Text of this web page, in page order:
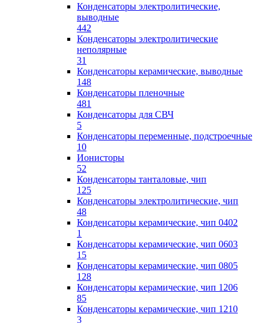
Конденсаторы электролитические,
выводные
442
Конденсаторы электролитические
неполярные
31
Конденсаторы керамические, выводные
148
Конденсаторы пленочные
481
Конденсаторы для СВЧ
5
Конденсаторы переменные, подстроечные
10
Ионисторы
52
Конденсаторы танталовые, чип
125
Конденсаторы электролитические, чип
48
Конденсаторы керамические, чип 0402
1
Конденсаторы керамические, чип 0603
15
Конденсаторы керамические, чип 0805
128
Конденсаторы керамические, чип 1206
85
Конденсаторы керамические, чип 1210
3